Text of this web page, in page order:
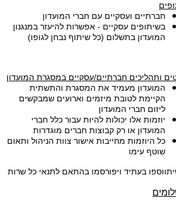
חברתיים ועסקיים עם חברי המועדון
בשיתופים עסקיים - אפשרות להיעזר במנגנון
המועדון בתשלום (כל שיתוף נבחן לגופו)
ותהליכים חברתיים/עסקיים במסגרת המועדון
המועדון מעמיד את המסגרת והתשתית
הקיימת לטובת מיזמים וארועים שמבקשים
ליזום חברי המועדון
יוזמות אלו יכולות להיות עבור כלל חברי
המועדון או רק קבוצות חברים מוגדרות
כל היוזמות מחייבות אישור צוות הניהול ותאום
שוטף עימו
בעתיד ויפורסמו בהתאם לתנאי כל שרות